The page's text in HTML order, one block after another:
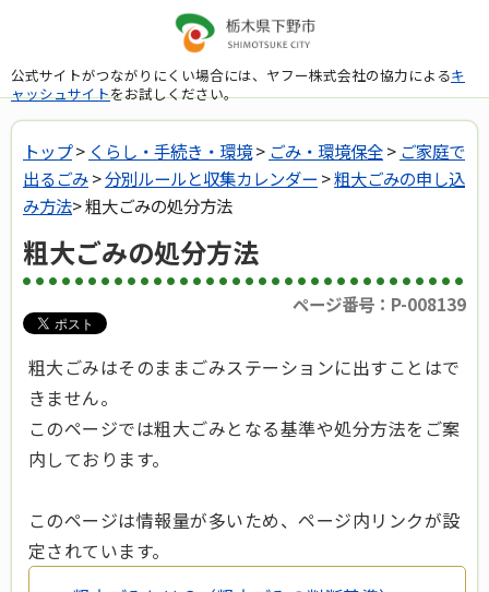
公式サイトがつながりにくい場合には、ヤフー株式会社の協力によるキ
ャッシュサイトをお試しください。
トップ> くらし・手続き・環境> ごみ・環境保全> ご家庭で
出るごみ>分別ルールと収集カレンダー >粗大ごみの申し込
み方法> 粗大ごみの処分方法
粗大ごみの処分方法
ページ番号：P-008139
粗大ごみはそのままごみステーションに出すことはで
きません。
このページでは粗大ごみとなる基準や処分方法をご案
内しております。
このページは情報量が多いため、ページ内リンクが設
定されています。